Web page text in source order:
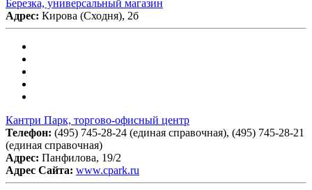
Березка, универсальный магазин
Адрес: Кирова (Сходня), 2б
Кантри Парк, торгово-офисный центр
Телефон: (495) 745-28-24 (единая справочная), (495) 745-28-21
(единая справочная)
Адрес: Панфилова, 19/2
Адрес Сайта: www.cpark.ru